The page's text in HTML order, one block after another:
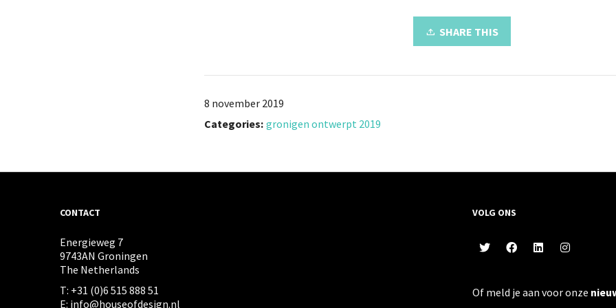
SHARE THIS
8 november 2019
Categories: gronigen ontwerpt 2019
CONTACT
Energieweg 7
9743AN Groningen
The Netherlands
T: +31 (0)6 515 888 51
E: info@houseofdesign.nl
VOLG ONS
Of meld je aan voor onze